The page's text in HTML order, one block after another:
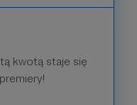
kwotą staje się